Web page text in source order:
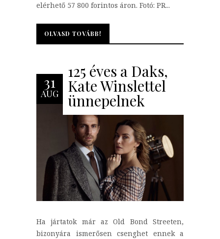
elérhető 57 800 forintos áron. Fotó: PR...
OLVASD TOVÁBB!
OLVASD TOVÁBB!
31
AUG
125 éves a Daks,
Kate Winslettel
ünnepelnek
Ha jártatok már az Old Bond Streeten,
bizonyára ismerősen csenghet ennek a